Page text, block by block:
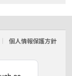
個人情報保護方針